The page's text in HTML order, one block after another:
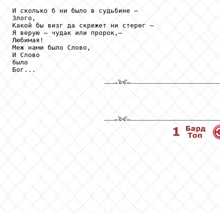
И сколько б ни было в судьбине —
Злого,
Какой бы визг да скрежет ни стерег —
Я верую — чудак или пророк,—
Любимая!
Меж нами было Слово,
И Слово
было